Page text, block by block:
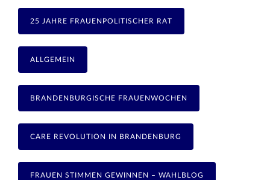
25 JAHRE FRAUENPOLITISCHER RAT
ALLGEMEIN
BRANDENBURGISCHE FRAUENWOCHEN
CARE REVOLUTION IN BRANDENBURG
FRAUEN STIMMEN GEWINNEN – WAHLBLOG